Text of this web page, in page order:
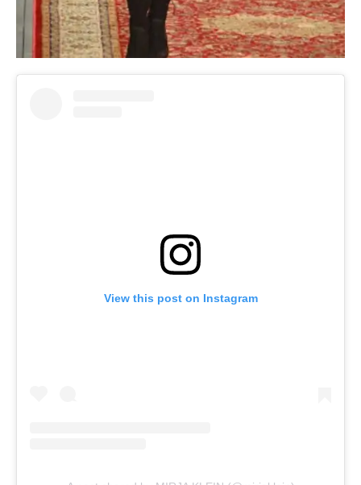
View this post on Instagram